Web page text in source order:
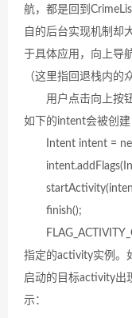
航，都是回到
自的后台实现机制却
于具体应用，向上导
（这里指回退栈内的
用户点击向上按钮
如下的intent会被创建
Intent intent = new
finish();
指定的activity实例。
启动的目标activity出
示：